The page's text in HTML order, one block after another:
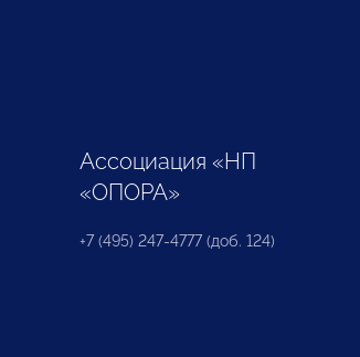
Ассоциация «НП
«ОПОРА»
+7 (495) 247-4777 (доб. 124)